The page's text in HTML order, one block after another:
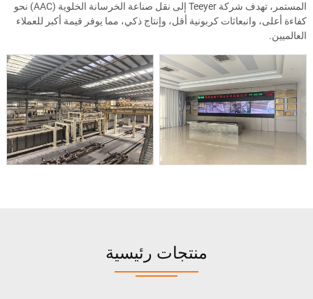
المستمر، تهدف شركة Teeyer إلى نقل صناعة الخرسانة الخلوية (AAC) نحو
كفاءة أعلى، وانبعاثات كربونية أقل، وإنتاج ذكي، مما يوفر قيمة أكبر للعملاء
العالميين.
منتجات رئيسية